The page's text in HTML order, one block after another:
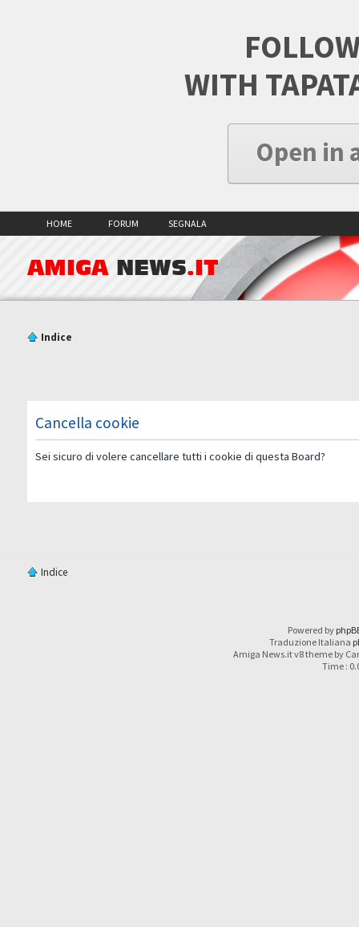
WITH
Open in
HOME FORUM SEGNALA
AMIGA NEWS.IT
Indice
Cancella cookie
Sei sicuro di volere cancellare tutti i cookie di questa Board?
Indice
Powered by
Traduzione Italiana
Amiga News.it v8 theme by
Time :